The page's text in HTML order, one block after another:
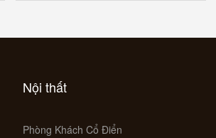
Nội thất
Phòng Khách Cổ Điển